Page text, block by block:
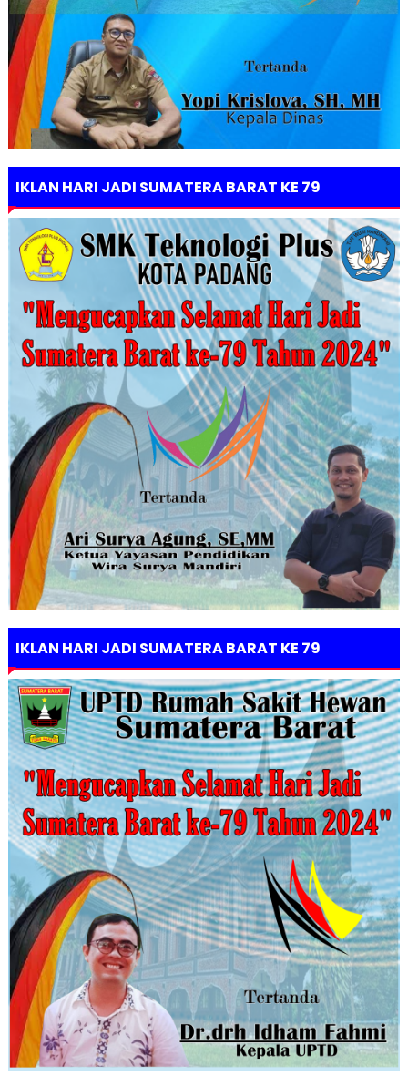
IKLAN HARI JADI SUMATERA BARAT KE 79
IKLAN HARI JADI SUMATERA BARAT KE 79